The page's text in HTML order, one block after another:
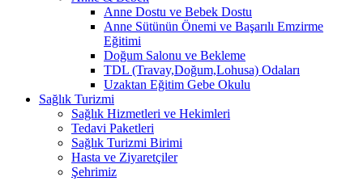
Anne Dostu ve Bebek Dostu
Anne Sütünün Önemi ve Başarılı Emzirme
Eğitimi
Doğum Salonu ve Bekleme
TDL (Travay,Doğum,Lohusa) Odaları
Uzaktan Eğitim Gebe Okulu
Sağlık Turizmi
Sağlık Hizmetleri ve Hekimleri
Tedavi Paketleri
Sağlık Turizmi Birimi
Hasta ve Ziyaretçiler
Şehrimiz